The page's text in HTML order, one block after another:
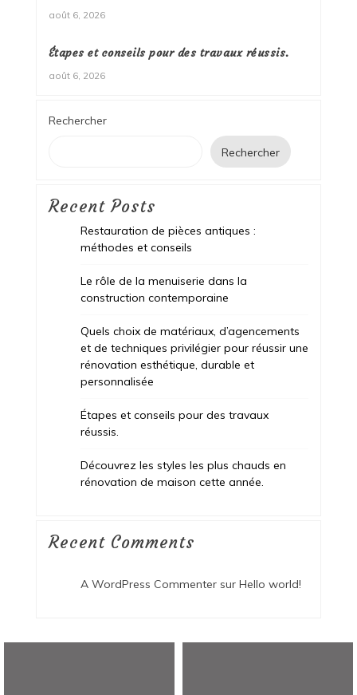
août 6, 2026
Étapes et conseils pour des travaux réussis.
août 6, 2026
Rechercher
Rechercher
Recent Posts
Restauration de pièces antiques :
méthodes et conseils
Le rôle de la menuiserie dans la
construction contemporaine
Quels choix de matériaux, d’agencements
et de techniques privilégier pour réussir une
rénovation esthétique, durable et
personnalisée
Étapes et conseils pour des travaux
réussis.
Découvrez les styles les plus chauds en
rénovation de maison cette année.
Recent Comments
A WordPress Commentersur Hello world!